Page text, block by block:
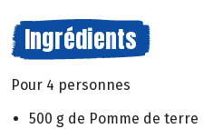
Ingrédients
Pour 4 personnes
500 g de Pomme de terre